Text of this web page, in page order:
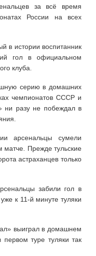
за всё время
России на всех
в истории воспитанник
гол в официальном
клуба.
серию в домашних
чемпионатов СССР и
ни разу не побеждал в
арсенальцы сумели
матче. Прежде тульские
астраханцев только
забили гол в
к 11-й минуте туляки
выиграл в домашнем
туре туляки так